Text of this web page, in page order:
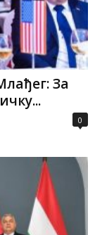
За
0